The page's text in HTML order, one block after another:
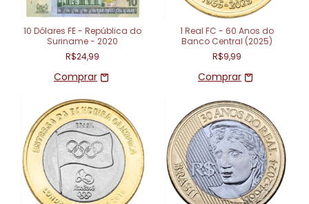
10 Dólares FE - República do
Suriname - 2020
R$24,99
1 Real FC - 60 Anos do
Banco Central (2025)
R$9,99